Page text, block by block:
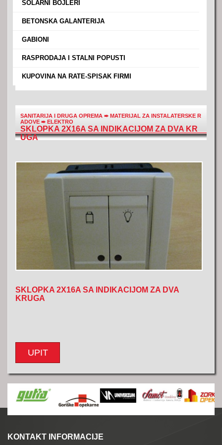
SOLARNI BOJLERI
BETONSKA GALANTERIJA
GABIONI
RASPRODAJA I STALNI POPUSTI
KUPOVINA NA RATE-SPISAK FIRMI
SANITARIJA I DRUGA OPREMA ➨MATERIJAL ZA INSTALATERSKE R
ADOVE ➨ELEKTRO
SKLOPKA 2X16A SA INDIKACIJOM ZA DVA KR
UGA
SKLOPKA 2X16A SA INDIKACIJOM ZA DVA
KRUGA
UPIT
KONTAKT INFORMACIJE